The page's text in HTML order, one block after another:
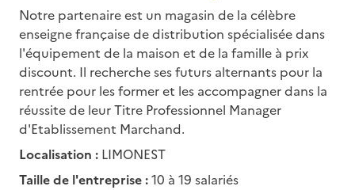
Notre partenaire est un magasin de la célèbre
enseigne française de distribution spécialisée dans
l'équipement de la maison et de la famille à prix
discount. Il recherche ses futurs alternants pour la
rentrée pour les former et les accompagner dans la
réussite de leur Titre Professionnel Manager
d'Etablissement Marchand.
Localisation : LIMONEST
Taille de l'entreprise :10 à 19 salariés